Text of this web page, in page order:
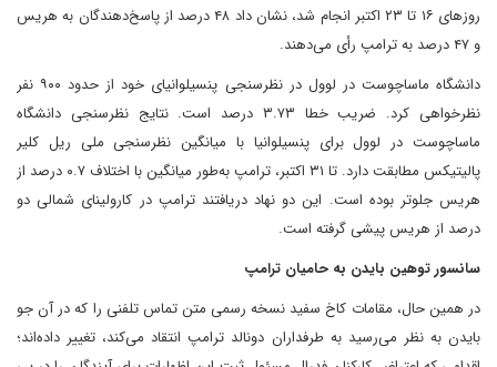
روزهای ۱۶ تا ۲۳ اکتبر انجام شد، نشان داد ‌۴۸ درصد از پاسخ‌دهندگان به هریس
و ۴۷ درصد به ترامپ رأی می‌دهند.
دانشگاه ماساچوست در لوول در نظرسنجی پنسیلوانیای خود از حدود ۹۰۰ نفر
نظرخواهی کرد. ضریب خطا ۳.۷۳ درصد است. نتایج نظرسنجی دانشگاه
ماساچوست در لوول برای پنسیلوانیا با میانگین نظرسنجی ملی ریل کلیر
پالیتیکس مطابقت دارد. تا ۳۱ اکتبر، ترامپ به‌طور میانگین با اختلاف ۰.۷ درصد از
هریس جلوتر بوده است. این‌ دو نهاد دریافتند‌ ترامپ در کارولینای شمالی دو
درصد از هریس پیشی گرفته است.
سانسور توهین بایدن به حامیان ترامپ
در همین حال، مقامات کاخ سفید نسخه رسمی متن تماس تلفنی را که در آن جو
بایدن به نظر می‌رسید به طرفداران دونالد ترامپ انتقاد می‌کند، تغییر داده‌اند؛